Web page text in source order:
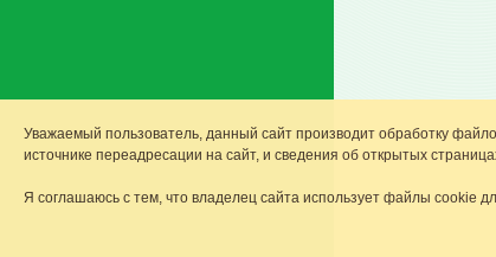
Уважаемый пользователь, данный сайт производит обработку
источнике переадресации на сайт, и сведения об открытых
Я соглашаюсь с тем, что владелец сайта использует файлы cookie